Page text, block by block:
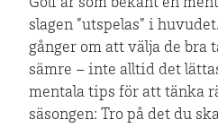
Golf är som bekant en
slagen ”utspelas” i
gånger om att välja de bra
sämre – inte alltid det
mentala tips för att tänka
säsongen: Tro på det du